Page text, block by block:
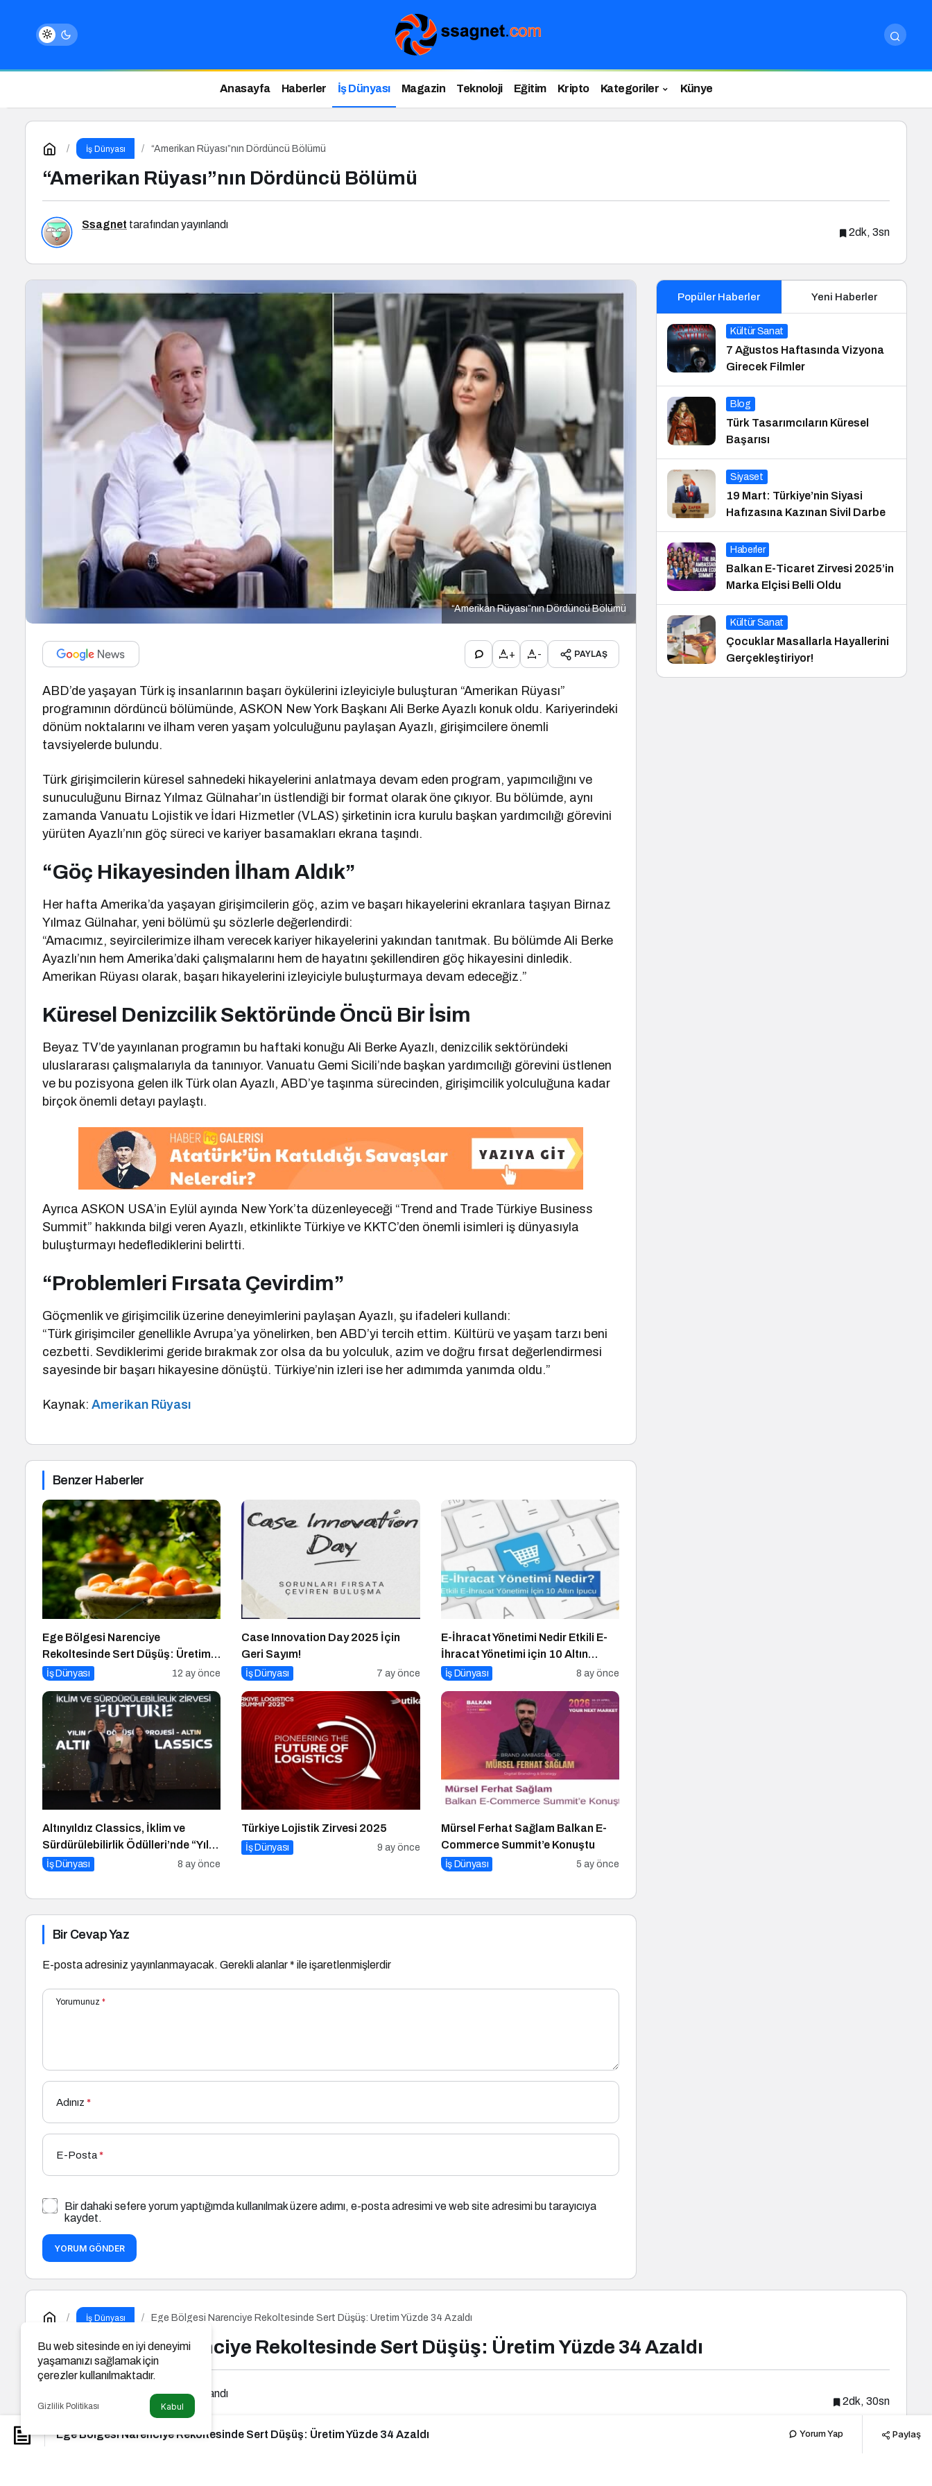
Anasayfa Haberler İş Dünyası Magazin Teknoloji Eğitim Kripto Kategoriler Künye
İş Dünyası “Amerikan Rüyası”nın Dördüncü Bölümü
“Amerikan Rüyası”nın Dördüncü Bölümü
Ssagnet tarafından yayınlandı
2dk, 3sn
“Amerikan Rüyası”nın Dördüncü Bölümü
+ - PAYLAŞ
ABD’de yaşayan Türk iş insanlarının başarı öykülerini izleyiciyle buluşturan “Amerikan Rüyası”
programının dördüncü bölümünde, ASKON New York Başkanı Ali Berke Ayazlı konuk oldu. Kariyerindeki
dönüm noktalarını ve ilham veren yaşam yolculuğunu paylaşan Ayazlı, girişimcilere önemli
tavsiyelerde bulundu.
Türk girişimcilerin küresel sahnedeki hikayelerini anlatmaya devam eden program, yapımcılığını ve
sunuculuğunu Birnaz Yılmaz Gülnahar’ın üstlendiği bir format olarak öne çıkıyor. Bu bölümde, aynı
zamanda Vanuatu Lojistik ve İdari Hizmetler (VLAS) şirketinin icra kurulu başkan yardımcılığı görevini
yürüten Ayazlı’nın göç süreci ve kariyer basamakları ekrana taşındı.
“Göç Hikayesinden İlham Aldık”
Her hafta Amerika’da yaşayan girişimcilerin göç, azim ve başarı hikayelerini ekranlara taşıyan Birnaz
Yılmaz Gülnahar, yeni bölümü şu sözlerle değerlendirdi:
“Amacımız, seyircilerimize ilham verecek kariyer hikayelerini yakından tanıtmak. Bu bölümde Ali Berke
Ayazlı’nın hem Amerika’daki çalışmalarını hem de hayatını şekillendiren göç hikayesini dinledik.
Amerikan Rüyası olarak, başarı hikayelerini izleyiciyle buluşturmaya devam edeceğiz.”
Küresel Denizcilik Sektöründe Öncü Bir İsim
Beyaz TV’de yayınlanan programın bu haftaki konuğu Ali Berke Ayazlı, denizcilik sektöründeki
uluslararası çalışmalarıyla da tanınıyor. Vanuatu Gemi Sicili’nde başkan yardımcılığı görevini üstlenen
ve bu pozisyona gelen ilk Türk olan Ayazlı, ABD’ye taşınma sürecinden, girişimcilik yolculuğuna kadar
birçok önemli detayı paylaştı.
Ayrıca ASKON USA’in Eylül ayında New York’ta düzenleyeceği “Trend and Trade Türkiye Business
Summit” hakkında bilgi veren Ayazlı, etkinlikte Türkiye ve KKTC’den önemli isimleri iş dünyasıyla
buluşturmayı hedeflediklerini belirtti.
“Problemleri Fırsata Çevirdim”
Göçmenlik ve girişimcilik üzerine deneyimlerini paylaşan Ayazlı, şu ifadeleri kullandı:
“Türk girişimciler genellikle Avrupa’ya yönelirken, ben ABD’yi tercih ettim. Kültürü ve yaşam tarzı beni
cezbetti. Sevdiklerimi geride bırakmak zor olsa da bu yolculuk, azim ve doğru fırsat değerlendirmesi
sayesinde bir başarı hikayesine dönüştü. Türkiye’nin izleri ise her adımımda yanımda oldu.”
Kaynak:Amerikan Rüyası
Benzer Haberler
Ege Bölgesi Narenciye
Rekoltesinde Sert Düşüş: Üretim
Yüzde 34 Azaldı
İş Dünyası 12 ay önce
Case Innovation Day 2025 İçin
Geri Sayım!
İş Dünyası 7 ay önce
E-İhracat Yönetimi Nedir Etkili E-
İhracat Yönetimi için 10 Altın
İpucu
İş Dünyası 8 ay önce
Altınyıldız Classics, İklim ve
Sürdürülebilirlik Ödülleri’nde “Yılın
Geri Dönüşüm Projesi”
İş Dünyası 8 ay önce
Türkiye Lojistik Zirvesi 2025
İş Dünyası 9 ay önce
Mürsel Ferhat Sağlam Balkan E-
Commerce Summit’e Konuştu
İş Dünyası 5 ay önce
Bir Cevap Yaz
E-posta adresiniz yayınlanmayacak. Gerekli alanlar* ile işaretlenmişlerdir
Yorumunuz *
Adınız *
E-Posta*
Bir dahaki sefere yorum yaptığımda kullanılmak üzere adımı, e-posta adresimi ve web site adresimi bu tarayıcıya
kaydet.
YORUM GÖNDER
Popüler Haberler Yeni Haberler
Kültür Sanat
7 Ağustos Haftasında Vizyona
Girecek Filmler
Blog
Türk Tasarımcıların Küresel
Başarısı
Siyaset
19 Mart: Türkiye’nin Siyasi
Hafızasına Kazınan Sivil Darbe
Haberler
Balkan E-Ticaret Zirvesi 2025’in
Marka Elçisi Belli Oldu
Kültür Sanat
Çocuklar Masallarla Hayallerini
Gerçekleştiriyor!
İş Dünyası Ege Bölgesi Narenciye Rekoltesinde Sert Düşüş: Üretim Yüzde 34 Azaldı
Ege Bölgesi Narenciye Rekoltesinde Sert Düşüş: Üretim Yüzde 34 Azaldı
tarafından yayınlandı
2dk, 30sn
Ege Bölgesi Narenciye Rekoltesinde Sert Düşüş: Üretim Yüzde 34 Azaldı Yorum Yap Paylaş
Bu web sitesinde en iyi deneyimi
yaşamanızı sağlamak için
çerezler kullanılmaktadır.
Gizlilik Politikası Kabul